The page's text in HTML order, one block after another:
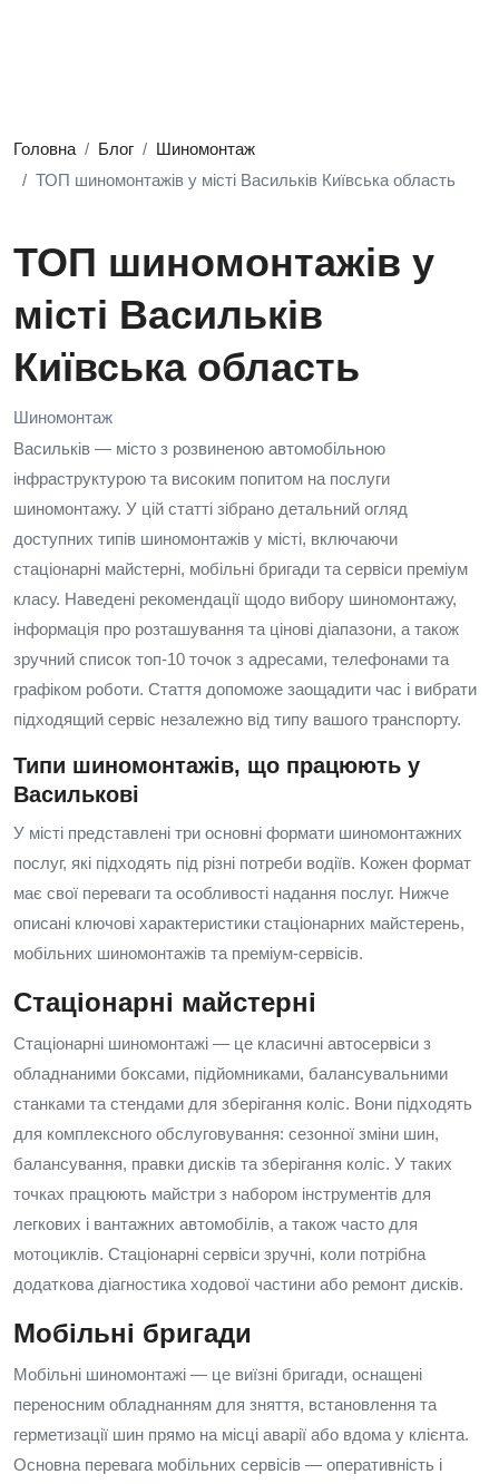
Головна Блог
Шиномонтаж
ТОП шиномонтажів у місті Васильків Київська область
ТОП шиномонтажів у
місті Васильків
Київська область
Шиномонтаж
Васильків — місто з розвиненою автомобільною
інфраструктурою та високим попитом на послуги
шиномонтажу. У цій статті зібрано детальний огляд
доступних типів шиномонтажів у місті, включаючи
стаціонарні майстерні, мобільні бригади та сервіси преміум
класу. Наведені рекомендації щодо вибору шиномонтажу,
інформація про розташування та цінові діапазони, а також
зручний список топ-10 точок з адресами, телефонами та
графіком роботи. Стаття допоможе заощадити час і вибрати
підходящий сервіс незалежно від типу вашого транспорту.
Типи шиномонтажів, що працюють у
Василькові
У місті представлені три основні формати шиномонтажних
послуг, які підходять під різні потреби водіїв. Кожен формат
має свої переваги та особливості надання послуг. Нижче
описані ключові характеристики стаціонарних майстерень,
мобільних шиномонтажів та преміум-сервісів.
Стаціонарні майстерні
Стаціонарні шиномонтажі — це класичні автосервіси з
обладнаними боксами, підйомниками, балансувальними
станками та стендами для зберігання коліс. Вони підходять
для комплексного обслуговування: сезонної зміни шин,
балансування, правки дисків та зберігання коліс. У таких
точках працюють майстри з набором інструментів для
легкових і вантажних автомобілів, а також часто для
мотоциклів. Стаціонарні сервіси зручні, коли потрібна
додаткова діагностика ходової частини або ремонт дисків.
Мобільні бригади
Мобільні шиномонтажі — це виїзні бригади, оснащені
переносним обладнанням для зняття, встановлення та
герметизації шин прямо на місці аварії або вдома у клієнта.
Основна перевага мобільних сервісів — оперативність і